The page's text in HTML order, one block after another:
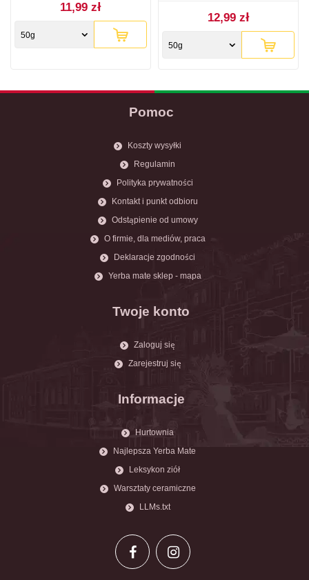
11,99 zł
50g
12,99 zł
50g
Pomoc
Koszty wysyłki
Regulamin
Polityka prywatności
Kontakt i punkt odbioru
Odstąpienie od umowy
O firmie, dla mediów, praca
Deklaracje zgodności
Yerba mate sklep - mapa
Twoje konto
Zaloguj się
Zarejestruj się
Informacje
Hurtownia
Najlepsza Yerba Mate
Leksykon ziół
Warsztaty ceramiczne
LLMs.txt